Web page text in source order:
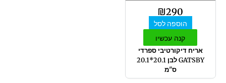
₪290
הוספה לסל
קנה עכשיו
אריח דיקורטיבי ספרדי
GATSBY לבן 20.1*20.1
ס"מ